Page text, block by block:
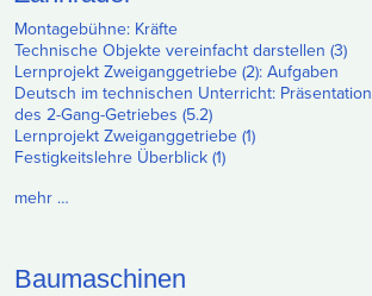
Montagebühne: Kräfte
Technische Objekte vereinfacht darstellen (3)
Lernprojekt Zweiganggetriebe (2): Aufgaben
Deutsch im technischen Unterricht: Präsentation
des 2-Gang-Getriebes (5.2)
Lernprojekt Zweiganggetriebe (1)
Festigkeitslehre Überblick (1)
mehr …
Baumaschinen